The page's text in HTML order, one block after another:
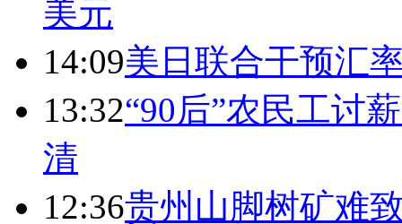
美元
14:09美日联合干预汇
13:32“90后”农民工讨
清
12:36贵州山脚树矿难